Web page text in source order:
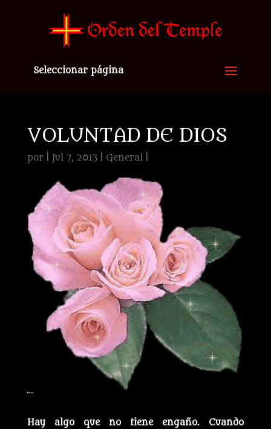
Seleccionar página
VOLUNTAD DE DIOS
por Jul 7, 2013| General|
Hay algo que no tiene engaño. Cuando